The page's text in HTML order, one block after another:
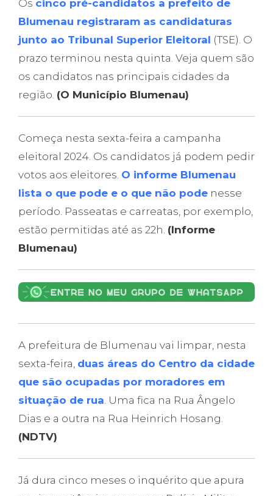
Os cinco pré-candidatos a prefeito de
Blumenau registraram as candidaturas
junto ao Tribunal Superior Eleitoral (TSE). O
prazo terminou nesta quinta. Veja quem são
os candidatos nas principais cidades da
região. (O Município Blumenau)
Começa nesta sexta-feira a campanha
eleitoral 2024. Os candidatos já podem pedir
votos aos eleitores. O informe Blumenau
lista o que pode e o que não pode nesse
período. Passeatas e carreatas, por exemplo,
estão permitidas até as 22h. (Informe
Blumenau)
A prefeitura de Blumenau vai limpar, nesta
sexta-feira, duas áreas do Centro da cidade
que são ocupadas por moradores em
situação de rua. Uma fica na Rua Ângelo
Dias e a outra na Rua Heinrich Hosang.
(NDTV)
Já dura cinco meses o inquérito que apura